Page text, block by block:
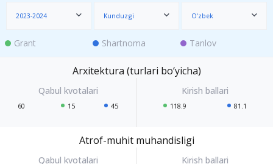
2023-2024 Kunduzgi O‘zbek
Grant Shartnoma Tanlov
Arxitektura (turlari bo‘yicha)
60 15 45 118.9 81.1
Atrof-muhit muhandisligi